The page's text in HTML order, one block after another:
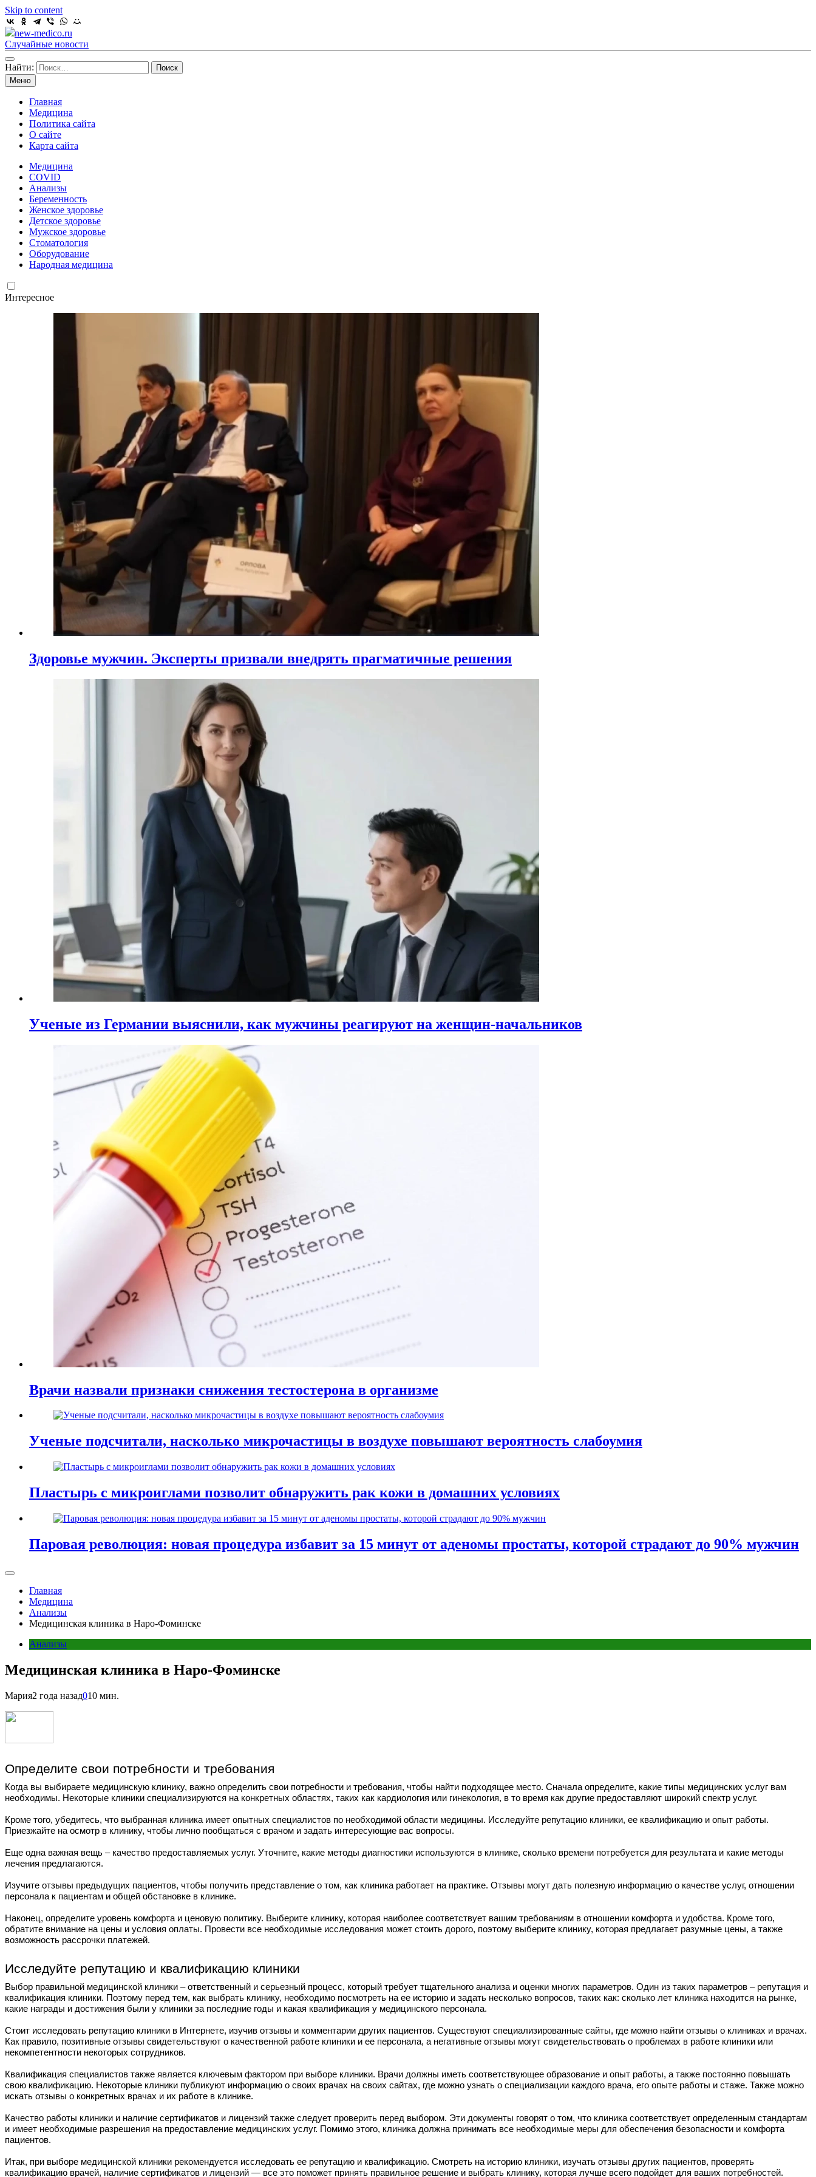
Skip to content
new-medico.ru
Случайные новости
Найти:
Меню
Главная
Медицина
Политика сайта
О сайте
Карта сайта
Медицина
COVID
Анализы
Беременность
Женское здоровье
Детское здоровье
Мужское здоровье
Стоматология
Оборудование
Народная медицина
Интересное
Здоровье мужчин. Эксперты призвали внедрять прагматичные решения
Ученые из Германии выяснили, как мужчины реагируют на женщин-начальников
Врачи назвали признаки снижения тестостерона в организме
Ученые подсчитали, насколько микрочастицы в воздухе повышают вероятность слабоумия
Пластырь с микроиглами позволит обнаружить рак кожи в домашних условиях
Паровая революция: новая процедура избавит за 15 минут от аденомы простаты, которой страдают до 90% мужчин
Главная
Медицина
Анализы
Медицинская клиника в Наро-Фоминске
Анализы
Медицинская клиника в Наро-Фоминске
Мария2 года назад010 мин.
Определите свои потребности и требования
Когда вы выбираете медицинскую клинику, важно определить свои потребности и требования, чтобы найти подходящее место. Сначала определите, какие типы медицинских услуг вам
необходимы. Некоторые клиники специализируются на конкретных областях, таких как кардиология или гинекология, в то время как другие предоставляют широкий спектр услуг.
Кроме того, убедитесь, что выбранная клиника имеет опытных специалистов по необходимой области медицины. Исследуйте репутацию клиники, ее квалификацию и опыт работы.
Приезжайте на осмотр в клинику, чтобы лично пообщаться с врачом и задать интересующие вас вопросы.
Еще одна важная вещь – качество предоставляемых услуг. Уточните, какие методы диагностики используются в клинике, сколько времени потребуется для результата и какие методы
лечения предлагаются.
Изучите отзывы предыдущих пациентов, чтобы получить представление о том, как клиника работает на практике. Отзывы могут дать полезную информацию о качестве услуг, отношении
персонала к пациентам и общей обстановке в клинике.
Наконец, определите уровень комфорта и ценовую политику. Выберите клинику, которая наиболее соответствует вашим требованиям в отношении комфорта и удобства. Кроме того,
обратите внимание на цены и условия оплаты. Провести все необходимые исследования может стоить дорого, поэтому выберите клинику, которая предлагает разумные цены, а также
возможность рассрочки платежей.
Исследуйте репутацию и квалификацию клиники
Выбор правильной медицинской клиники – ответственный и серьезный процесс, который требует тщательного анализа и оценки многих параметров. Один из таких параметров – репутация и
квалификация клиники. Поэтому перед тем, как выбрать клинику, необходимо посмотреть на ее историю и задать несколько вопросов, таких как: сколько лет клиника находится на рынке,
какие награды и достижения были у клиники за последние годы и какая квалификация у медицинского персонала.
Стоит исследовать репутацию клиники в Интернете, изучив отзывы и комментарии других пациентов. Существуют специализированные сайты, где можно найти отзывы о клиниках и врачах.
Как правило, позитивные отзывы свидетельствуют о качественной работе клиники и ее персонала, а негативные отзывы могут свидетельствовать о проблемах в работе клиники или
некомпетентности некоторых сотрудников.
Квалификация специалистов также является ключевым фактором при выборе клиники. Врачи должны иметь соответствующее образование и опыт работы, а также постоянно повышать
свою квалификацию. Некоторые клиники публикуют информацию о своих врачах на своих сайтах, где можно узнать о специализации каждого врача, его опыте работы и стаже. Также можно
искать отзывы о конкретных врачах и их работе в клинике.
Качество работы клиники и наличие сертификатов и лицензий также следует проверить перед выбором. Эти документы говорят о том, что клиника соответствует определенным стандартам
и имеет необходимые разрешения на предоставление медицинских услуг. Помимо этого, клиника должна принимать все необходимые меры для обеспечения безопасности и комфорта
пациентов.
Итак, при выборе медицинской клиники рекомендуется исследовать ее репутацию и квалификацию. Смотреть на историю клиники, изучать отзывы других пациентов, проверять
квалификацию врачей, наличие сертификатов и лицензий — все это поможет принять правильное решение и выбрать клинику, которая лучше всего подойдет для ваших потребностей.